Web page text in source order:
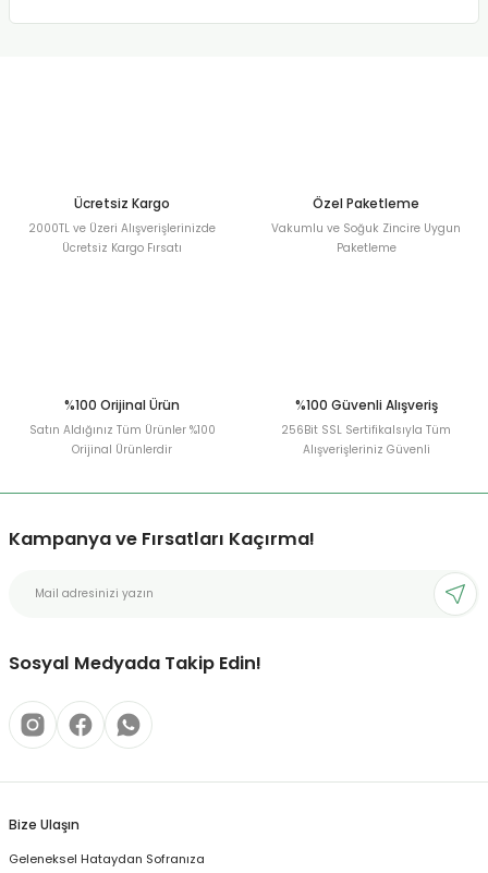
Ücretsiz Kargo
2000TL ve Üzeri Alışverişlerinizde
Ücretsiz Kargo Fırsatı
Özel Paketleme
Vakumlu ve Soğuk Zincire Uygun
Paketleme
%100 Orijinal Ürün
Satın Aldığınız Tüm Ürünler %100
Orijinal Ürünlerdir
%100 Güvenli Alışveriş
256Bit SSL Sertifikalsıyla Tüm
Alışverişleriniz Güvenli
Kampanya ve Fırsatları Kaçırma!
Sosyal Medyada Takip Edin!
Bize Ulaşın
Geleneksel Hataydan Sofranıza